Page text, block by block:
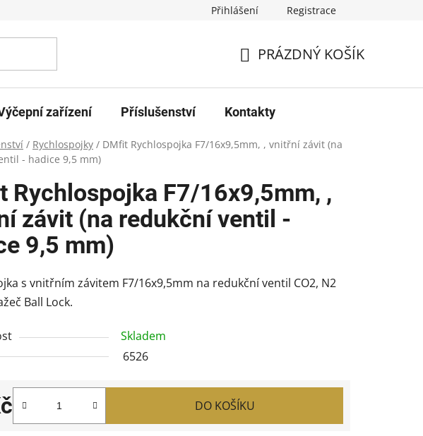
Přihlášení Registrace
KOŠÍK
PRÁZDNÝ KOŠÍK
zařízení Příslušenství Kontakty
/ Rychlospojky / DMfit Rychlospojka F7/16x9,5mm, , vnitřní závit (na
- hadice 9,5 mm)
Rychlospojka F7/16x9,5mm, ,
závit (na redukční ventil -
9,5 mm)
s vnitřním závitem F7/16x9,5mm na redukční ventil CO2, N2
Ball Lock.
Skladem
6526
DO KOŠÍKU